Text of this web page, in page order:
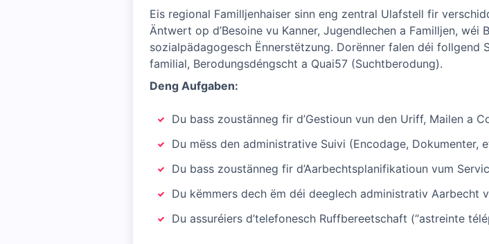
Eis regional Familljenhaiser sinn eng zentral Ulafstell fir
Äntwert op d’Besoine vu Kanner, Jugendlechen a Familljen,
sozialpädagogesch Ënnerstëtzung. Dorënner falen déi follgend
familial, Berodungsdéngscht a Quai57 (Suchtberodung).
Deng Aufgaben:
Du bass zoustänneg fir d’Gestioun vun den Uriff, Mailen a
Du mëss den administrative Suivi (Encodage, Dokumenter,
Du bass zoustänneg fir d’Aarbechtsplanifikatioun vum
Du këmmers dech ëm déi deeglech administrativ Aarbecht
Du assuréiers d’telefonesch Ruffbereetschaft (“astreinte